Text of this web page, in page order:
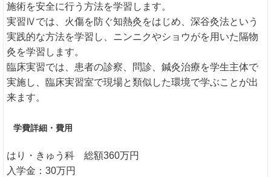
施術を安全に行う方法を学習します。
実習Ⅳでは、火傷を防ぐ知熱灸をはじめ、深谷灸法という
実践的な方法を学習し、ニンニクやショウがを用いた隔物
灸を学習します。
臨床実習では、患者の診察、問診、鍼灸治療を学生主体で
実施し、臨床実習室で現場と類似した環境で学ぶことが出
来ます。
学費詳細・費用
はり・きゅう科 総額360万円
入学金：30万円